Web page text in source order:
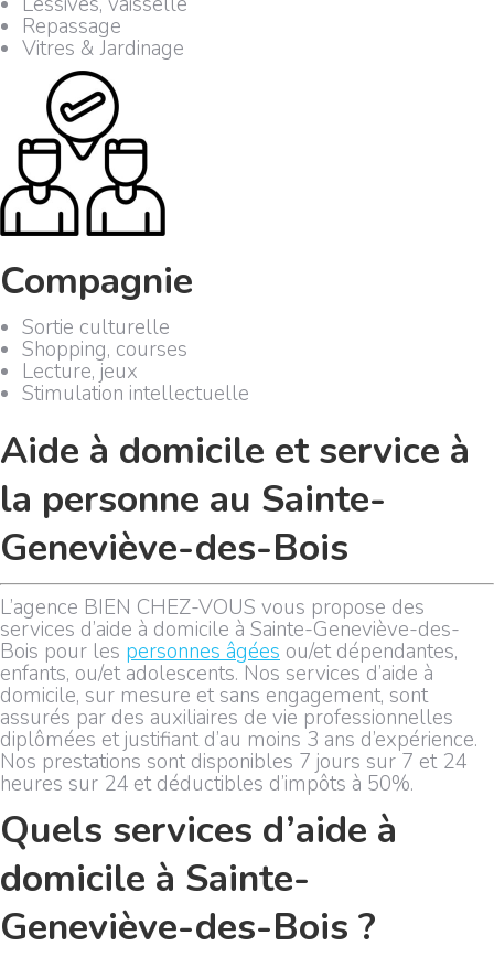
Repassage
Vitres & Jardinage
Compagnie
Sortie culturelle
Shopping, courses
Lecture, jeux
Stimulation intellectuelle
Aide à domicile et service à
la personne au Sainte-
Geneviève-des-Bois
L’agence BIEN CHEZ-VOUS vous propose des
services d’aide à domicile à Sainte-Geneviève-des-
Bois pour les personnes âgées ou/et dépendantes,
enfants, ou/et adolescents. Nos services d’aide à
domicile, sur mesure et sans engagement, sont
assurés par des auxiliaires de vie professionnelles
diplômées et justifiant d’au moins 3 ans d’expérience.
Nos prestations sont disponibles 7 jours sur 7 et 24
heures sur 24 et déductibles d’impôts à 50%.
Quels services d’aide à
domicile à Sainte-
Geneviève-des-Bois ?